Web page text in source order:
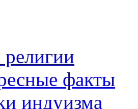
факты
индуизма